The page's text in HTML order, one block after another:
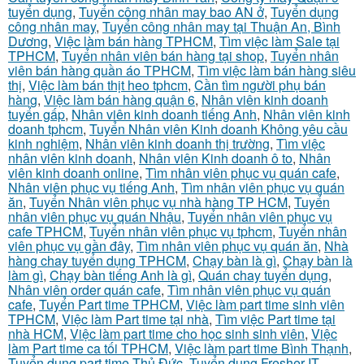
tuyển dụng, Tuyển công nhân may bao AN ở, Tuyển dụng
công nhân may, Tuyển công nhân may tại Thuận An, Bình
Dương, Việc làm bán hàng TPHCM, Tìm việc làm Sale tại
TPHCM, Tuyển nhân viên bán hàng tại shop, Tuyển nhân
viên bán hàng quần áo TPHCM, Tìm việc làm bán hàng siêu
thị, Việc làm bán thịt heo tphcm, Cần tìm người phụ bán
hàng, Việc làm bán hàng quận 6, Nhân viên kinh doanh
tuyển gấp, Nhân viên kinh doanh tiếng Anh, Nhân viên kinh
doanh tphcm, Tuyển Nhân viên Kinh doanh Không yêu cầu
kinh nghiệm, Nhân viên kinh doanh thị trường, Tìm việc
nhân viên kinh doanh, Nhân viên Kinh doanh ô to, Nhân
viên kinh doanh online, Tìm nhân viên phục vụ quán cafe,
Nhân viên phục vụ tiếng Anh, Tìm nhân viên phục vụ quán
ăn, Tuyển Nhân viên phục vụ nhà hàng TP HCM, Tuyển
nhân viên phục vụ quán Nhậu, Tuyển nhân viên phục vụ
cafe TPHCM, Tuyển nhân viên phục vụ tphcm, Tuyển nhân
viên phục vụ gần đây, Tìm nhân viên phục vụ quán ăn, Nhà
hàng chay tuyển dụng TPHCM, Chạy bàn là gì, Chạy bàn là
làm gì, Chạy bàn tiếng Anh là gì, Quán chay tuyển dụng,
Nhân viên order quán cafe, Tìm nhân viên phục vụ quán
cafe, Tuyển Part time TPHCM, Việc làm part time sinh viên
TPHCM, Việc làm Part time tại nhà, Tìm việc Part time tại
nhà HCM, Việc làm part time cho học sinh sinh viên, Việc
làm Part time ca tối TPHCM, Việc làm part time Bình Thạnh,